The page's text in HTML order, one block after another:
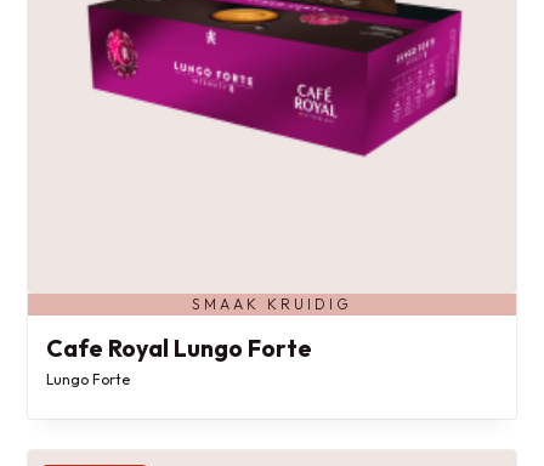
SMAAK KRUIDIG
Cafe Royal Lungo Forte
Lungo Forte